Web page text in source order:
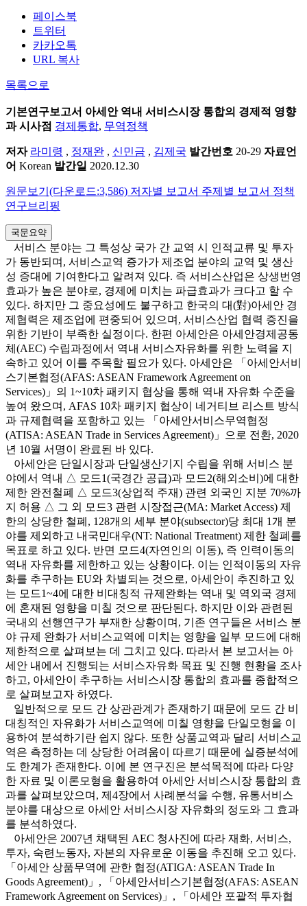
페이스북
트위터
카카오톡
URL 복사
목록으로
기본연구보고서 아세안 역내 서비스시장 통합의 경제적 영향
과 시사점 경제통합, 무역정책
저자 라미령 , 정재완 , 신민금 , 김제국 발간번호 20-29 자료언
어 Korean 발간일 2020.12.30
원문보기(다운로드:3,586) 저자별 보고서 주제별 보고서 정책
연구브리핑
국문요약
서비스 분야는 그 특성상 국가 간 교역 시 인적교류 및 투자
가 동반되며, 서비스교역 증가가 제조업 분야의 교역 및 생산
성 증대에 기여한다고 알려져 있다. 즉 서비스산업은 상생번영
효과가 높은 분야로, 경제에 미치는 파급효과가 크다고 할 수
있다. 하지만 그 중요성에도 불구하고 한국의 대(對)아세안 경
제협력은 제조업에 편중되어 있으며, 서비스산업 협력 증진을
위한 기반이 부족한 실정이다. 한편 아세안은 아세안경제공동
체(AEC) 수립과정에서 역내 서비스자유화를 위한 노력을 지
속하고 있어 이를 주목할 필요가 있다. 아세안은 「아세안서비
스기본협정(AFAS: ASEAN Framework Agreement on
Services)」의 1~10차 패키지 협상을 통해 역내 자유화 수준을
높여 왔으며, AFAS 10차 패키지 협상이 네거티브 리스트 방식
과 규제협력을 포함하고 있는 「아세안서비스무역협정
(ATISA: ASEAN Trade in Services Agreement)」으로 전환, 2020
년 10월 서명이 완료된 바 있다.
아세안은 단일시장과 단일생산기지 수립을 위해 서비스 분
야에서 역내 △ 모드1(국경간 공급)과 모드2(해외소비)에 대한
제한 완전철폐 △ 모드3(상업적 주재) 관련 외국인 지분 70%까
지 허용 △ 그 외 모드3 관련 시장접근(MA: Market Access) 제
한의 상당한 철폐, 128개의 세부 분야(subsector)당 최대 1개 분
야를 제외하고 내국민대우(NT: National Treatment) 제한 철폐를
목표로 하고 있다. 반면 모드4(자연인의 이동), 즉 인력이동의
역내 자유화를 제한하고 있는 상황이다. 이는 인적이동의 자유
화를 추구하는 EU와 차별되는 것으로, 아세안이 추진하고 있
는 모드1~4에 대한 비대칭적 규제완화는 역내 및 역외국 경제
에 혼재된 영향을 미칠 것으로 판단된다. 하지만 이와 관련된
국내외 선행연구가 부재한 상황이며, 기존 연구들은 서비스 분
야 규제 완화가 서비스교역에 미치는 영향을 일부 모드에 대해
제한적으로 살펴보는 데 그치고 있다. 따라서 본 보고서는 아
세안 내에서 진행되는 서비스자유화 목표 및 진행 현황을 조사
하고, 아세안이 추구하는 서비스시장 통합의 효과를 종합적으
로 살펴보고자 하였다.
일반적으로 모드 간 상관관계가 존재하기 때문에 모드 간 비
대칭적인 자유화가 서비스교역에 미칠 영향을 단일모형을 이
용하여 분석하기란 쉽지 않다. 또한 상품교역과 달리 서비스교
역은 측정하는 데 상당한 어려움이 따르기 때문에 실증분석에
도 한계가 존재한다. 이에 본 연구진은 분석목적에 따라 다양
한 자료 및 이론모형을 활용하여 아세안 서비스시장 통합의 효
과를 살펴보았으며, 제4장에서 사례분석을 수행, 유통서비스
분야를 대상으로 아세안 서비스시장 자유화의 정도와 그 효과
를 분석하였다.
아세안은 2007년 채택된 AEC 청사진에 따라 재화, 서비스,
투자, 숙련노동자, 자본의 자유로운 이동을 추진해 오고 있다.
「아세안 상품무역에 관한 협정(ATIGA: ASEAN Trade In
Goods Agreement)」, 「아세안서비스기본협정(AFAS: ASEAN
Framework Agreement on Services)」, 「아세안 포괄적 투자협